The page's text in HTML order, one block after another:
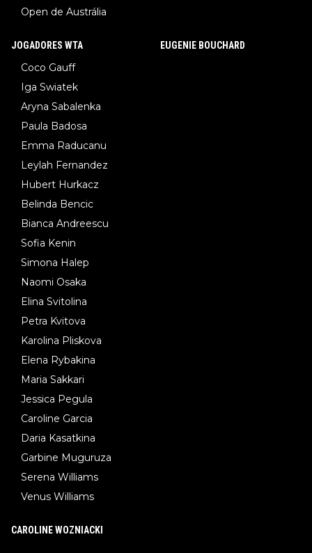
Open de Austrália
JOGADORES WTA
Coco Gauff
Iga Swiatek
Aryna Sabalenka
Paula Badosa
Emma Raducanu
Leylah Fernandez
Hubert Hurkacz
Belinda Bencic
Bianca Andreescu
Sofia Kenin
Simona Halep
Naomi Osaka
Elina Svitolina
Petra Kvitova
Karolina Pliskova
Elena Rybakina
Maria Sakkari
Jessica Pegula
Caroline Garcia
Daria Kasatkina
Garbine Muguruza
Serena Williams
Venus Williams
EUGENIE BOUCHARD
CAROLINE WOZNIACKI